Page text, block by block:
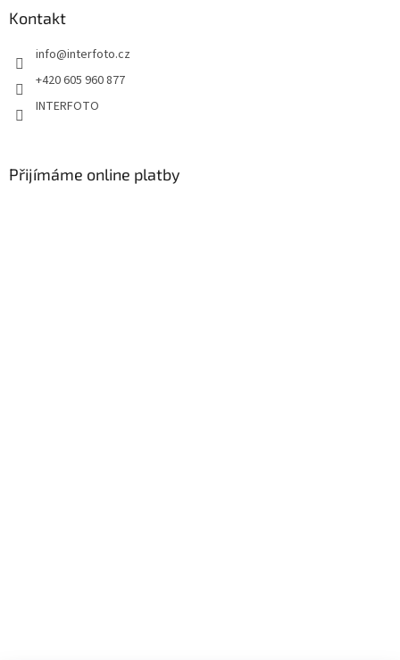
Kontakt
info@interfoto.cz
+420 605 960 877
INTERFOTO
Přijímáme online platby